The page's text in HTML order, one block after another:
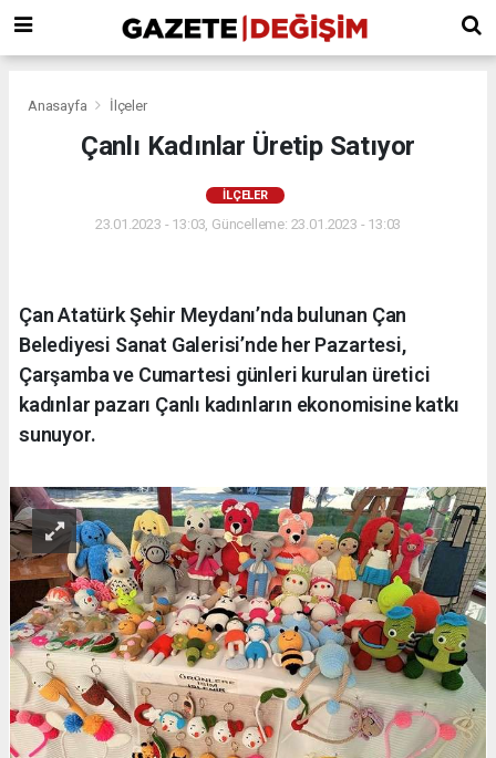
Anasayfa İlçeler
Çanlı Kadınlar Üretip Satıyor
İLÇELER
23.01.2023 - 13:03, Güncelleme: 23.01.2023 - 13:03
Çan Atatürk Şehir Meydanı’nda bulunan Çan
Belediyesi Sanat Galerisi’nde her Pazartesi,
Çarşamba ve Cumartesi günleri kurulan üretici
kadınlar pazarı Çanlı kadınların ekonomisine katkı
sunuyor.